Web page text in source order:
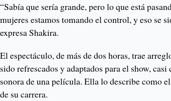
“Sabía que sería grande, pero lo que está
mujeres estamos tomando el control, y eso se
expresa Shakira.
El espectáculo, de más de dos horas, trae
sido refrescados y adaptados para el show,
sonora de una película. Ella lo describe como
de su carrera.